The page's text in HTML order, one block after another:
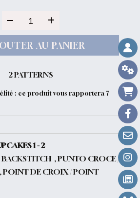
AU PANIER
2 PATTERNS
: ce produit vous rapportera7
1 - 2
BACKSTITCH , PUNTO CROCE /
POINT DE CROIX / POINT